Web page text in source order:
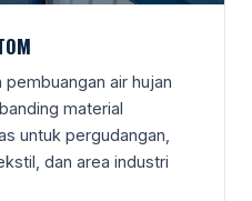
pembuangan air hujan
material
untuk pergudangan,
dan area industri